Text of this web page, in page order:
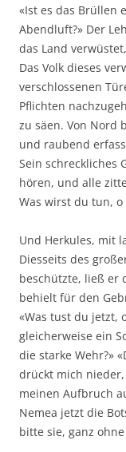
«Ist es das Brüllen
Abendluft?» Der
das Land
Das Volk dieses
verschlossenen
Pflichten
zu säen. Von Nord
und raubend
Sein schreckliches
hören, und alle
Was wirst du tun, o
Und Herkules, mit
Diesseits des
beschützte, ließ er
behielt für den
«Was tust du jetzt,
gleicherweise ein
die starke Wehr?»
drückt mich
meinen Aufbruch
Nemea jetzt die
bitte sie, ganz